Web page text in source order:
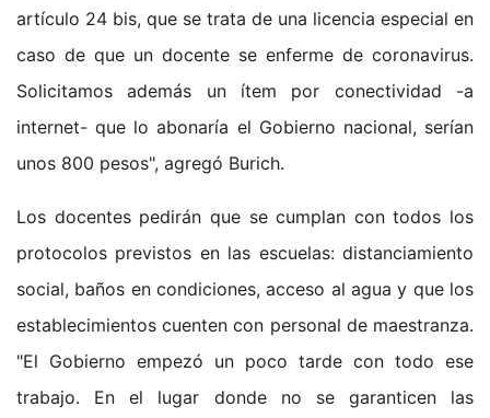
artículo 24 bis, que se trata de una licencia especial en
caso de que un docente se enferme de coronavirus.
Solicitamos además un ítem por conectividad -a
internet- que lo abonaría el Gobierno nacional, serían
unos 800 pesos", agregó Burich.
Los docentes pedirán que se cumplan con todos los
protocolos previstos en las escuelas: distanciamiento
social, baños en condiciones, acceso al agua y que los
establecimientos cuenten con personal de maestranza.
"El Gobierno empezó un poco tarde con todo ese
trabajo. En el lugar donde no se garanticen las